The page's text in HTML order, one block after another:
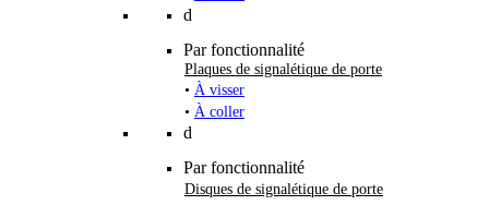
d
Par fonctionnalité
Plaques de signalétique de porte
• À visser
• À coller
d
Par fonctionnalité
Disques de signalétique de porte